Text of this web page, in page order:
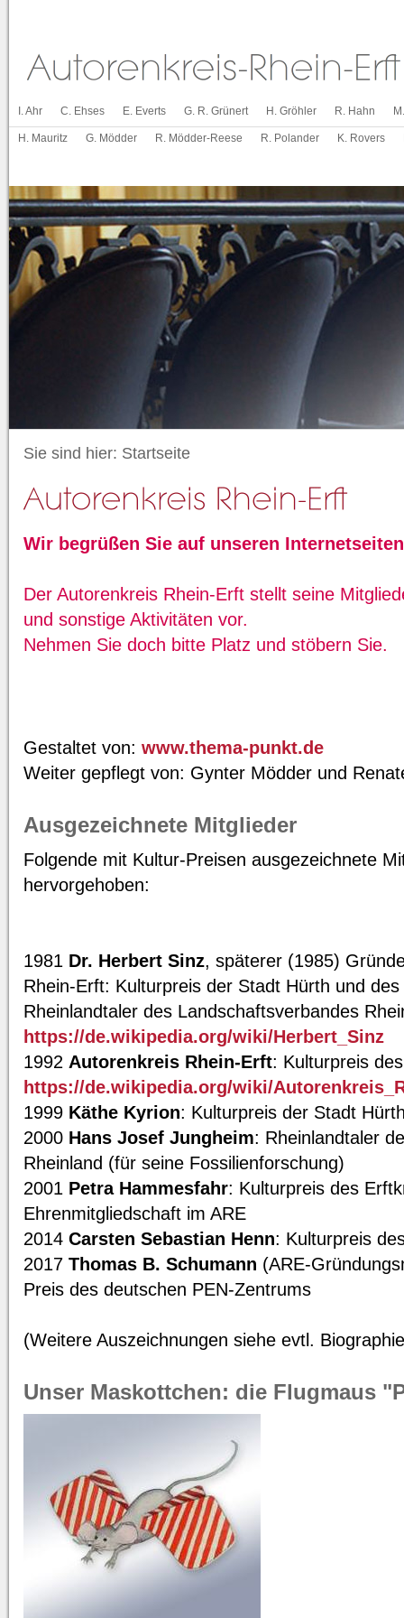
I. Ahr C. Ehses E. Everts G. R. Grünert H. Gröhler R. Hahn
H. Mauritz G. Mödder R. Mödder-Reese R. Polander K. Rovers
Sie sind hier: Startseite
Wir begrüßen Sie auf unseren
Der Autorenkreis Rhein-Erft stellt seine
und sonstige Aktivitäten vor.
Nehmen Sie doch bitte Platz und stöbern Sie.
Gestaltet von: www.thema-punkt.de
Weiter gepflegt von: Gynter Mödder und
Ausgezeichnete Mitglieder
Folgende mit Kultur-Preisen ausgezeichnete
hervorgehoben:
1981 Dr. Herbert Sinz, späterer (1985)
Rhein-Erft: Kulturpreis der Stadt Hürth und
Rheinlandtaler des Landschaftsverbandes
https://de.wikipedia.org/wiki/Herbert_Sinz
1992 Autorenkreis Rhein-Erft: Kulturpreis
https://de.wikipedia.org/wiki/
1999 Käthe Kyrion: Kulturpreis der Stadt
2000 Hans Josef Jungheim: Rheinlandtaler
Rheinland (für seine Fossilienforschung)
2001 Petra Hammesfahr: Kulturpreis des
Ehrenmitgliedschaft im ARE
2014 Carsten Sebastian Henn: Kulturpreis
2017 Thomas B. Schumann (ARE-
Preis des deutschen PEN-Zentrums
(Weitere Auszeichnungen siehe evtl.
Unser Maskottchen: die Flugmaus